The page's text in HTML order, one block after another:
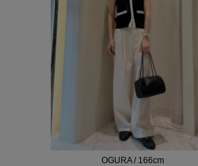
OGURA / 166cm